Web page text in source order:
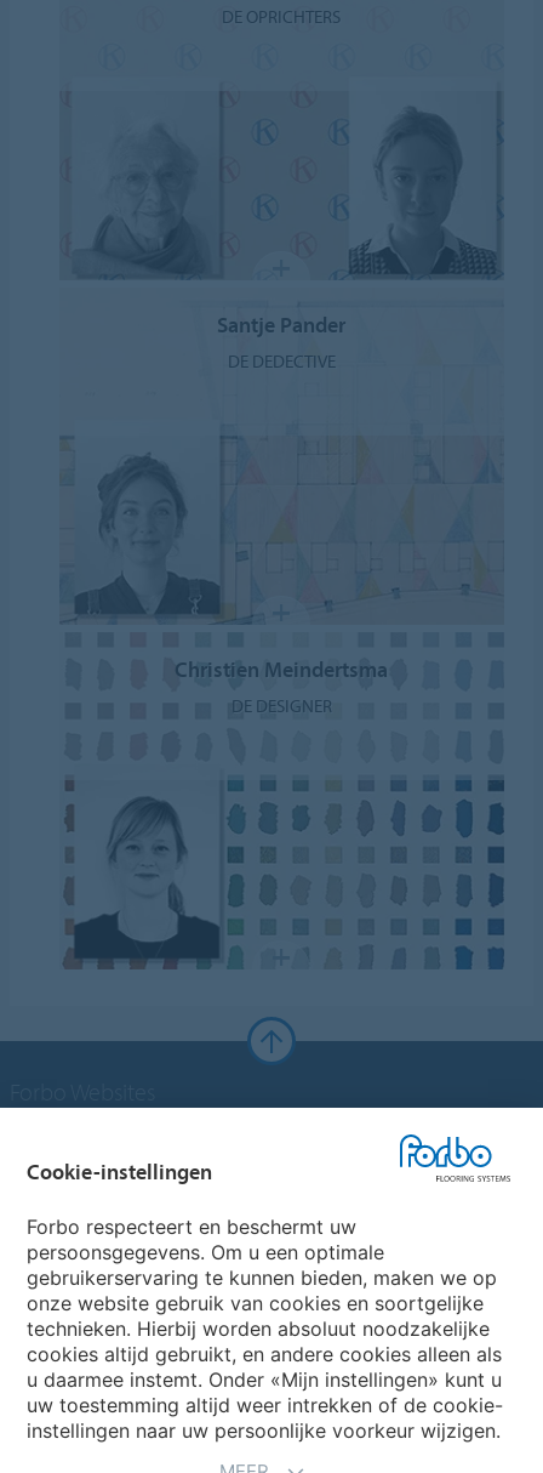
DE OPRICHTERS
Santje Pander
DE DEDECTIVE
Christien Meindertsma
DE DESIGNER
Forbo Flooring Systems
Forbo Movement Systems
Kies een land
Cookie-instellingen
Forbo respecteert en beschermt uw
persoonsgegevens. Om u een optimale
gebruikerservaring te kunnen bieden, maken we op
onze website gebruik van cookies en soortgelijke
technieken. Hierbij worden absoluut noodzakelijke
cookies altijd gebruikt, en andere cookies alleen als
u daarmee instemt. Onder «Mijn instellingen» kunt u
uw toestemming altijd weer intrekken of de cookie-
instellingen naar uw persoonlijke voorkeur wijzigen.